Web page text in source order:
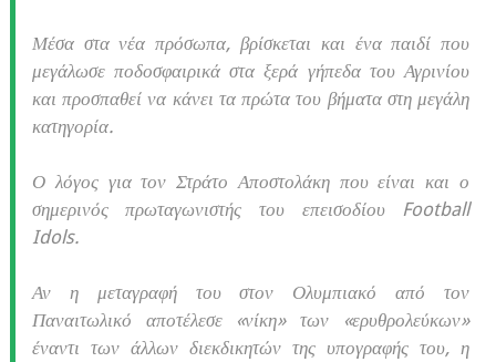
Μέσα στα νέα πρόσωπα, βρίσκεται και ένα παιδί που
μεγάλωσε ποδοσφαιρικά στα ξερά γήπεδα του Αγρινίου
και προσπαθεί να κάνει τα πρώτα του βήματα στη μεγάλη
κατηγορία.
Ο λόγος για τον Στράτο Αποστολάκη που είναι και ο
σημερινός πρωταγωνιστής του επεισοδίου Football
Idols.
Αν η μεταγραφή του στον Ολυμπιακό από τον
Παναιτωλικό αποτέλεσε «νίκη» των «ερυθρολεύκων»
έναντι των άλλων διεκδικητών της υπογραφής του, η